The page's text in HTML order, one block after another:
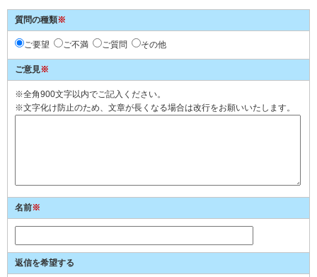
質問の種類※
ご要望 ご不満 ご質問 その他
ご意見※
※全角900文字以内でご記入ください。
※文字化け防止のため、文章が長くなる場合は改行をお願いいたします。
名前※
返信を希望する